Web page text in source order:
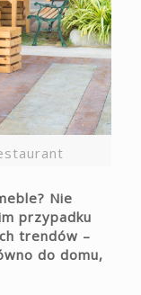
Nie
przypadku
trendów –
do domu,